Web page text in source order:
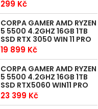
299 Kč
CORPA GAMER AMD RYZEN
5 5500 4.2GHZ 16GB 1TB
SSD RTX 3050 WIN 11 PRO
19 899 Kč
CORPA GAMER AMD RYZEN
5 5500 4.2GHZ 16GB 1TB
SSD RTX5060 WIN11 PRO
23 399 Kč